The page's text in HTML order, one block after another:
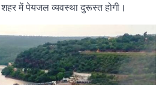
शहर में पेयजल व्यवस्था दुरूस्त होगी।